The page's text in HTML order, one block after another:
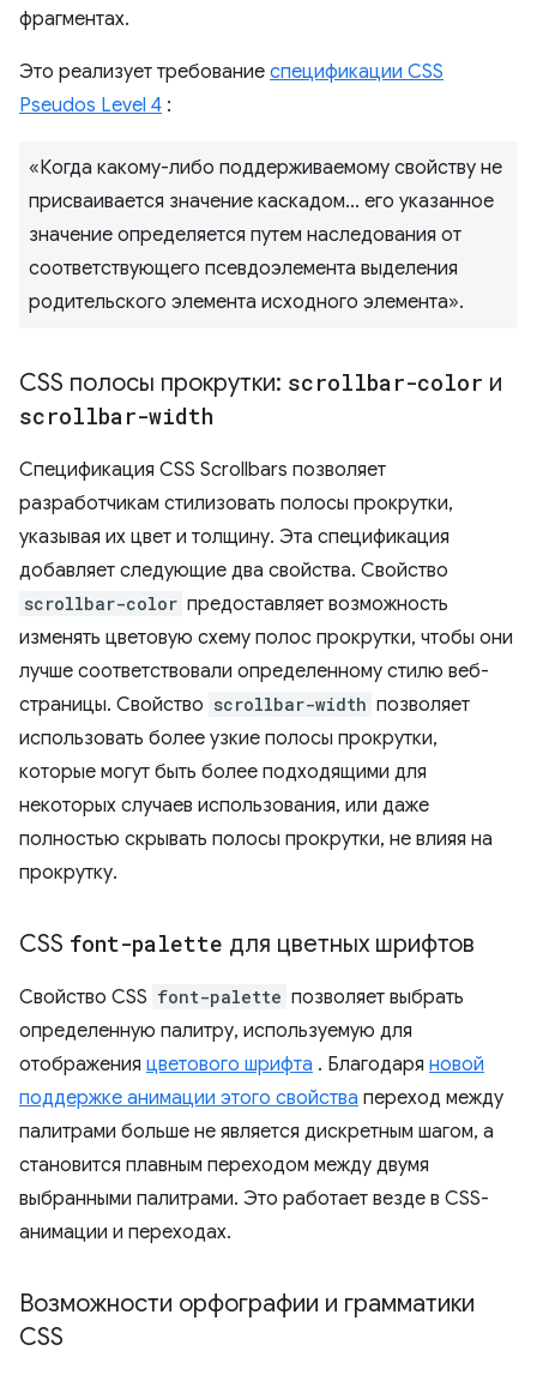
фрагментах.
Это реализует требование спецификации CSS
Pseudos Level 4 :
«Когда какому-либо поддерживаемому свойству не
присваивается значение каскадом... его указанное
значение определяется путем наследования от
соответствующего псевдоэлемента выделения
родительского элемента исходного элемента».
CSS полосы прокрутки: scrollbar-color и
scrollbar-width
Спецификация CSS Scrollbars позволяет
разработчикам стилизовать полосы прокрутки,
указывая их цвет и толщину. Эта спецификация
добавляет следующие два свойства. Свойство
scrollbar-color предоставляет возможность
изменять цветовую схему полос прокрутки, чтобы они
лучше соответствовали определенному стилю веб-
страницы. Свойство scrollbar-width позволяет
использовать более узкие полосы прокрутки,
которые могут быть более подходящими для
некоторых случаев использования, или даже
полностью скрывать полосы прокрутки, не влияя на
прокрутку.
CSS font-palette для цветных шрифтов
Свойство CSS font-palette позволяет выбрать
определенную палитру, используемую для
отображения цветового шрифта . Благодаря новой
поддержке анимации этого свойства переход между
палитрами больше не является дискретным шагом, а
становится плавным переходом между двумя
выбранными палитрами. Это работает везде в CSS-
анимации и переходах.
Возможности орфографии и грамматики
CSS